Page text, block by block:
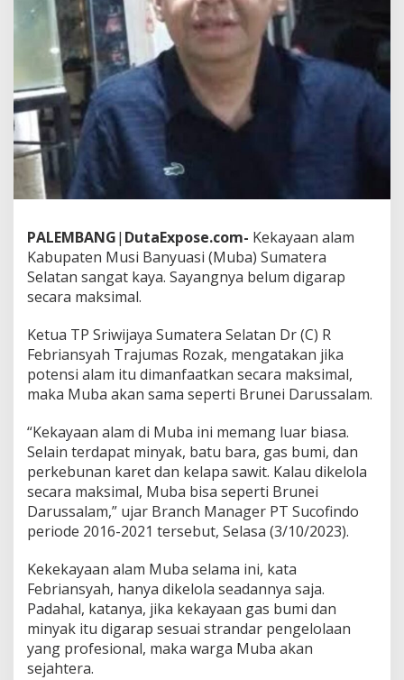
e
o
l
S
e
a
a
P
r
o
f
s
i
o
n
a
PALEMBANG| DutaExpose.com- Kekayaan alam
Kabupaten Musi Banyuasi (Muba) Sumatera
Selatan sangat kaya. Sayangnya belum digarap
secara maksimal.
Ketua TP Sriwijaya Sumatera Selatan Dr (C) R
Febriansyah Trajumas Rozak, mengatakan jika
potensi alam itu dimanfaatkan secara maksimal,
maka Muba akan sama seperti Brunei Darussalam.
“Kekayaan alam di Muba ini memang luar biasa.
Selain terdapat minyak, batu bara, gas bumi, dan
perkebunan karet dan kelapa sawit. Kalau dikelola
secara maksimal, Muba bisa seperti Brunei
Darussalam,” ujar Branch Manager PT Sucofindo
periode 2016-2021 tersebut, Selasa (3/10/2023).
Kekekayaan alam Muba selama ini, kata
Febriansyah, hanya dikelola seadannya saja.
Padahal, katanya, jika kekayaan gas bumi dan
minyak itu digarap sesuai strandar pengelolaan
yang profesional, maka warga Muba akan
sejahtera.